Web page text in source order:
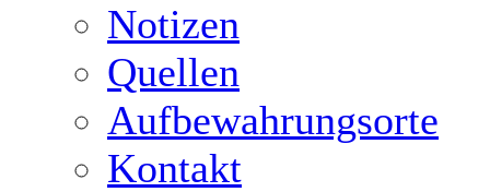
Notizen
Quellen
Aufbewahrungsorte
Kontakt